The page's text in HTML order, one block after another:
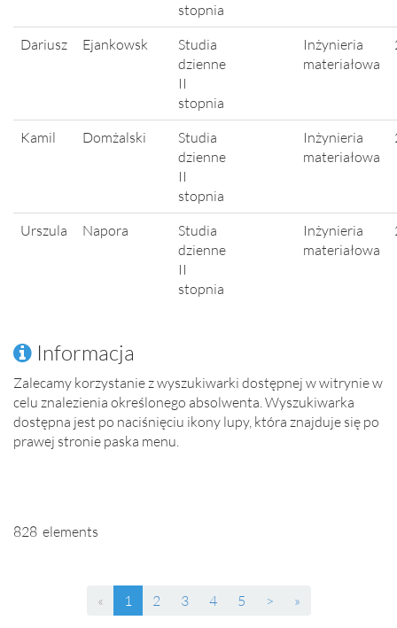
stopnia
Dariusz Ejankowsk
Studia
dzienne
II
stopnia
Inżynieria
materiałowa
Kamil Domżalski
Studia
dzienne
II
stopnia
Inżynieria
materiałowa
Urszula Napora
Studia
dzienne
II
stopnia
Inżynieria
materiałowa
Informacja
Zalecamy korzystanie z wyszukiwarki dostępnej w witrynie w
celu znalezienia określonego absolwenta. Wyszukiwarka
dostępna jest po naciśnięciu ikony lupy, która znajduje się po
prawej stronie paska menu.
828 elements
« 1 (current)
2 3 4 5 > »